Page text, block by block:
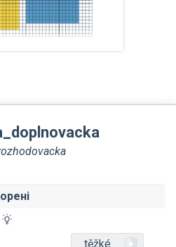
těžké